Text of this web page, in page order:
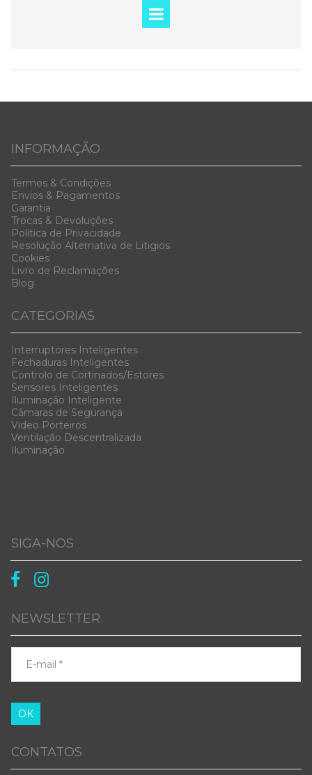
INFORMAÇÃO
Termos & Condições
Envios & Pagamentos
Garantia
Trocas & Devoluções
Politica de Privacidade
Resolução Alternativa de Litigios
Cookies
Livro de Reclamações
Blog
CATEGORIAS
Interruptores Inteligentes
Fechaduras Inteligentes
Controlo de Cortinados/Estores
Sensores Inteligentes
Iluminação Inteligente
Câmaras de Segurança
Video Porteiros
Ventilação Descentralizada
Iluminação
SIGA-NOS
 
NEWSLETTER
ОК
CONTATOS